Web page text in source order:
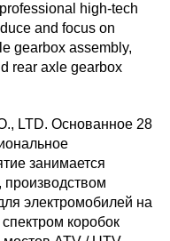
high-tech
and focus on
gearbox assembly,
rear axle gearbox
LTD. Основанное 28
занимается
производством
электромобилей на
коробок